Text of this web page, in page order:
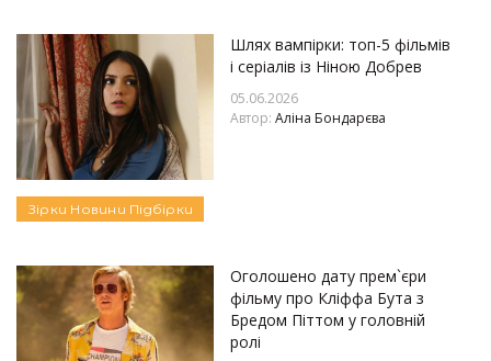
Шлях вампірки: топ-5 фільмів
і серіалів із Ніною Добрев
05.06.2026
Автор: Аліна Бондарєва
Зірки Новини Підбірки
Оголошено дату прем`єри
фільму про Кліффа Бута з
Бредом Піттом у головній
ролі